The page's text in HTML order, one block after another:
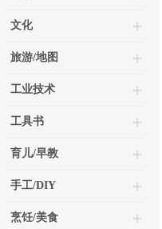
文化
旅游/地图
工业技术
工具书
育儿/早教
手工/DIY
烹饪/美食